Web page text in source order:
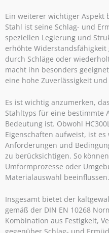
Ein weiterer wichtiger Aspekt
Stahl ist seine Schlag- und
speziellen Legierung und
erhöhte
durch Schläge oder
macht ihn besonders
eine hohe Zuverlässigkeit
Es ist wichtig anzumerken,
Stahltyps für eine bestimmte
Bedeutung ist. Obwohl
Eigenschaften aufweist, ist
Anforderungen und
zu berücksichtigen. So
Umformprozesse oder
Materialauswahl beeinflussen.
Insgesamt bietet der
gemäß der DIN EN 10268
Kombination aus Festigkeit,